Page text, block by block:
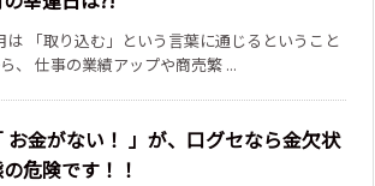
は 「取り込む」という言葉に通じるということ
、 仕事の業績アップや商売繁 ...
お金がない！ 」が、口グセなら金欠状
危険です！！